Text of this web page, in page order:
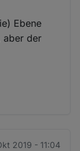
Ebene
aber der
2019 - 11:04